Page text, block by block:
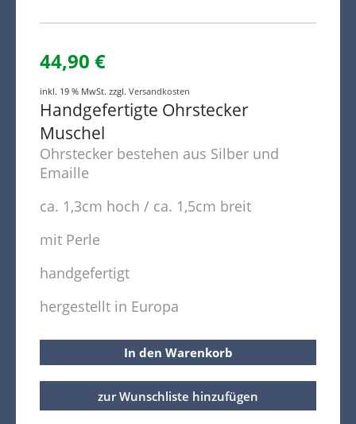
44,90 €
inkl. 19 % MwSt. zzgl. Versandkosten
Handgefertigte Ohrstecker
Muschel
Ohrstecker bestehen aus Silber und
Emaille
ca. 1,3cm hoch / ca. 1,5cm breit
mit Perle
handgefertigt
hergestellt in Europa
In den Warenkorb
zur Wunschliste hinzufügen